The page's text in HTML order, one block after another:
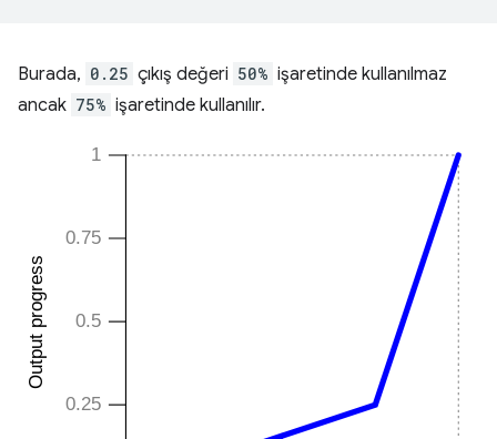
Burada, 0.25 çıkış değeri 50% işaretinde kullanılmaz
ancak 75% işaretinde kullanılır.